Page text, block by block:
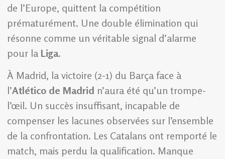
de l’Europe, quittent la compétition
prématurément. Une double élimination qui
résonne comme un véritable signal d’alarme
pour la Liga.
À Madrid, la victoire (2-1) du Barça face à
l’Atlético de Madrid n’aura été qu’un trompe-
l’œil. Un succès insuffisant, incapable de
compenser les lacunes observées sur l’ensemble
de la confrontation. Les Catalans ont remporté le
match, mais perdu la qualification. Manque